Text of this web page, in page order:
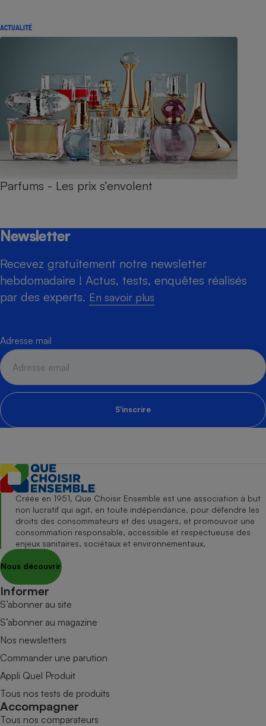
ACTUALITÉ
Parfums - Les prix s’envolent
Newsletter
Recevez gratuitement notre newsletter
hebdomadaire ! Actus, tests, enquêtes réalisés
par des experts. En savoir plus
Adresse mail
S'inscrire
Créée en 1951, Que Choisir Ensemble est une association à but
non lucratif qui agit, en toute indépendance, pour défendre les
droits des consommateurs et des usagers, et promouvoir une
consommation responsable, accessible et respectueuse des
enjeux sanitaires, sociétaux et environnementaux.
Nous découvrir
Informer
S’abonner au site
S’abonner au magazine
Nos newsletters
Commander une parution
Appli Quel Produit
Tous nos tests de produits
Accompagner
Tous nos comparateurs